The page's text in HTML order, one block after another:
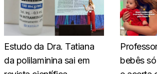
Estudo da Dra. Tatiana
da polilaminina sai em
bebês